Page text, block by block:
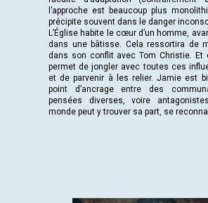
l’approche est beaucoup plus
précipite souvent dans le danger
L’Église habite le cœur d’un homme,
dans une bâtisse. Cela ressortira de
dans son conflit avec Tom Christie. Et
permet de jongler avec toutes ces
et de parvenir à les relier. Jamie est
point d’ancrage entre des
pensées diverses, voire
monde peut y trouver sa part, se